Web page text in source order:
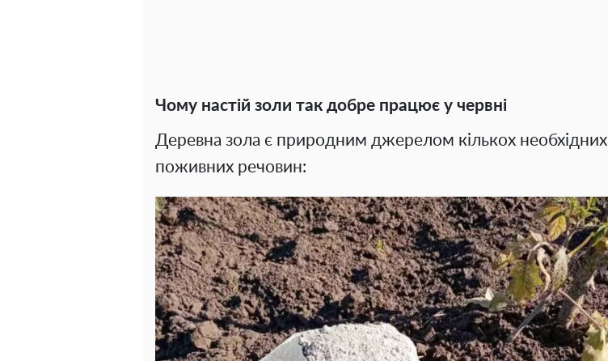
Чому настій золи так добре працює у червні
Деревна зола є природним джерелом кількох необхідних
поживних речовин: